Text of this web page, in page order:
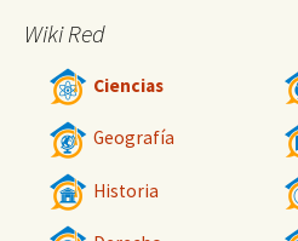
Wiki Red
Ciencias
Geografía
Historia